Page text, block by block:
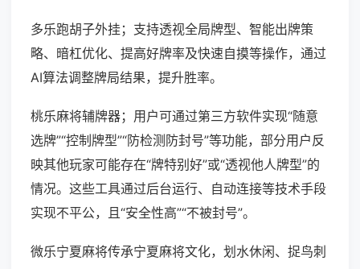
多乐跑胡子外挂；支持透视全局牌型、智能出牌策
略、暗杠优化、提高好牌率及快速自摸等操作，通过
AI算法调整牌局结果，提升胜率。
桃乐麻将辅牌器；用户可通过第三方软件实现“随意
选牌”“控制牌型”“防检测防封号”等功能，部分用户反
映其他玩家可能存在“牌特别好”或“透视他人牌型”的
情况。这些工具通过后台运行、自动连接等技术手段
实现不平公，且“安全性高”“不被封号”。
微乐宁夏麻将传承宁夏麻将文化，划水休闲、捉鸟刺